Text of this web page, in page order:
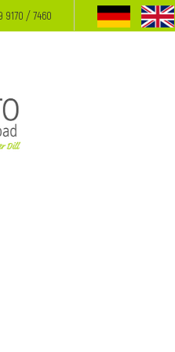
/ 7460